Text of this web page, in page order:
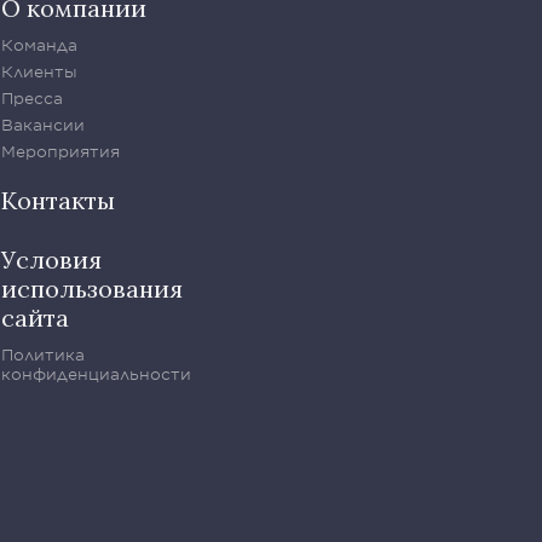
О компании
Команда
Клиенты
Пресса
Вакансии
Мероприятия
Контакты
Условия
использования
сайта
Политика
конфиденциальности